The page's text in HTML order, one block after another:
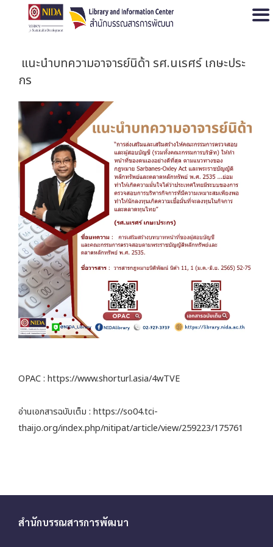
แนะนำบทความอาจารย์นิด้า รศ.นเรศร์ เกษะประ
กร
OPAC : https://www.shorturl.asia/4wTVE
อ่านเอกสารฉบับเต็ม : https://so04.tci-
thaijo.org/index.php/nitipat/article/view/259223/175761
สำนักบรรณสารการพัฒนา